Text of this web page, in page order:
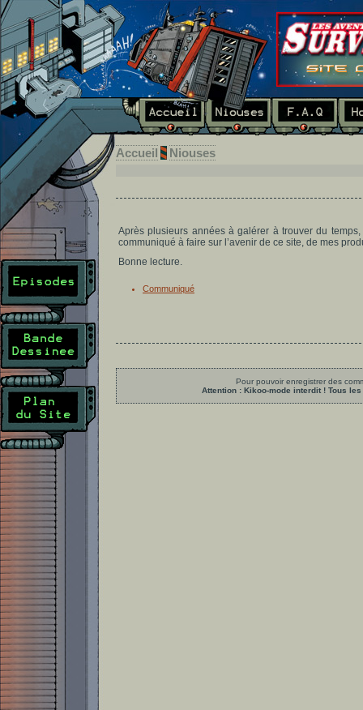
Accueil Niouses
Après plusieurs années à galérer à trouver du
communiqué à faire sur l’avenir de ce site, de mes
Bonne lecture.
Communiqué
Pour pouvoir enregistrer des
Attention : Kikoo-mode interdit ! Tous